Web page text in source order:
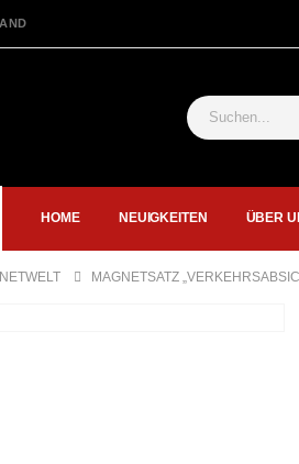
HOME NEUIGKEITEN ÜBER
MAGNETSATZ